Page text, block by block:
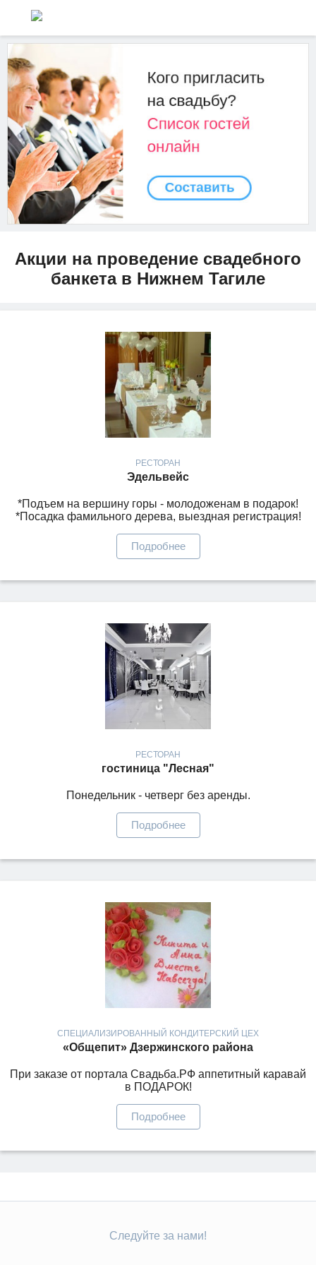
Акции на проведение свадебного
банкета в Нижнем Тагиле
РЕСТОРАН
Эдельвейс
*Подъем на вершину горы - молодоженам в подарок!
*Посадка фамильного дерева, выездная регистрация!
Подробнее
РЕСТОРАН
гостиница "Лесная"
Понедельник - четверг без аренды.
Подробнее
СПЕЦИАЛИЗИРОВАННЫЙ КОНДИТЕРСКИЙ ЦЕХ
«Общепит» Дзержинского района
При заказе от портала Свадьба.РФ аппетитный каравай
в ПОДАРОК!
Подробнее
Следуйте за нами!